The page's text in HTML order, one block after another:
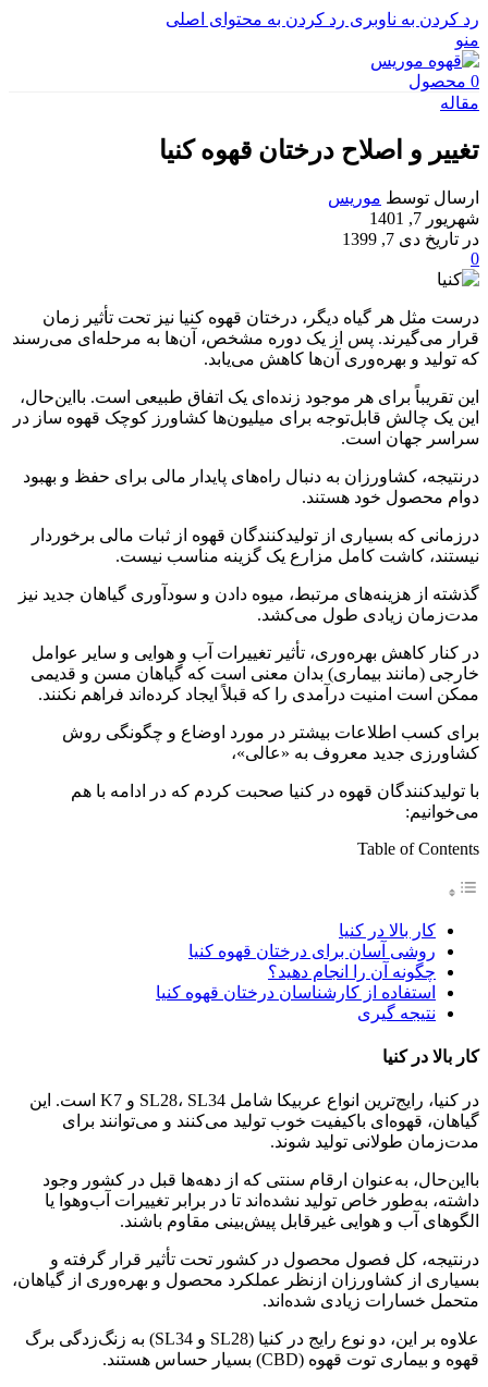
رد کردن به ناوبری رد کردن به محتوای اصلی
منو
0 محصول
مقاله
تغییر و اصلاح درختان قهوه کنیا
ارسال توسط موریس
شهریور 7, 1401
در تاریخ دی 7, 1399
0
درست مثل هر گیاه دیگر، درختان قهوه کنیا نیز تحت تأثیر زمان
قرار می‌گیرند. پس از یک دوره مشخص، آن‌ها به مرحله‌ای می‌رسند
که تولید و بهره‌وری آن‌ها کاهش می‌یابد.
این تقریباً برای هر موجود زنده‌ای یک اتفاق طبیعی است. بااین‌حال،
این یک چالش قابل‌توجه برای میلیون‌ها کشاورز کوچک قهوه ساز در
سراسر جهان است.
درنتیجه، کشاورزان به دنبال راه‌های پایدار مالی برای حفظ و بهبود
دوام محصول خود هستند.
درزمانی که بسیاری از تولیدکنندگان قهوه از ثبات مالی برخوردار
نیستند، کاشت کامل مزارع یک گزینه مناسب نیست.
گذشته از هزینه‌های مرتبط، میوه دادن و سودآوری گیاهان جدید نیز
مدت‌زمان زیادی طول می‌کشد.
در کنار کاهش بهره‌وری، تأثیر تغییرات آب و هوایی و سایر عوامل
خارجی (مانند بیماری) بدان معنی است که گیاهان مسن و قدیمی
ممکن است امنیت درآمدی را که قبلاً ایجاد کرده‌اند فراهم نکنند.
برای کسب اطلاعات بیشتر در مورد اوضاع و چگونگی روش
کشاورزی جدید معروف به «عالی»،
با تولیدکنندگان قهوه در کنیا صحبت کردم که در ادامه با هم
می‌خوانیم:
Table of Contents
کار بالا در کنیا
روشی آسان برای درختان قهوه کنیا
چگونه آن را انجام دهید؟
استفاده از کارشناسان درختان قهوه کنیا
نتیجه گیری
کار بالا در کنیا
در کنیا، رایج‌ترین انواع عربیکا شامل SL28، SL34 و K7 است. این
گیاهان، قهوه‌ای باکیفیت خوب تولید می‌کنند و می‌توانند برای
مدت‌زمان طولانی تولید شوند.
بااین‌حال، به‌عنوان ارقام سنتی که از دهه‌ها قبل در کشور وجود
داشته، به‌طور خاص تولید نشده‌اند تا در برابر تغییرات آب‌وهوا یا
الگوهای آب و هوایی غیرقابل پیش‌بینی مقاوم باشند.
درنتیجه، کل فصول محصول در کشور تحت تأثیر قرار گرفته و
بسیاری از کشاورزان ازنظر عملکرد محصول و بهره‌وری از گیاهان،
متحمل خسارات زیادی شده‌اند.
علاوه بر این، دو نوع رایج در کنیا (SL28 و SL34) به زنگ‌زدگی برگ
قهوه و بیماری توت قهوه (CBD) بسیار حساس هستند.